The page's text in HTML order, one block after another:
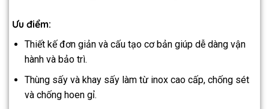
Ưu điểm:
Thiết kế đơn giản và cấu tạo cơ bản giúp dễ dàng vận
hành và bảo trì.
Thùng sấy và khay sấy làm từ inox cao cấp, chống sét
và chống hoen gỉ.